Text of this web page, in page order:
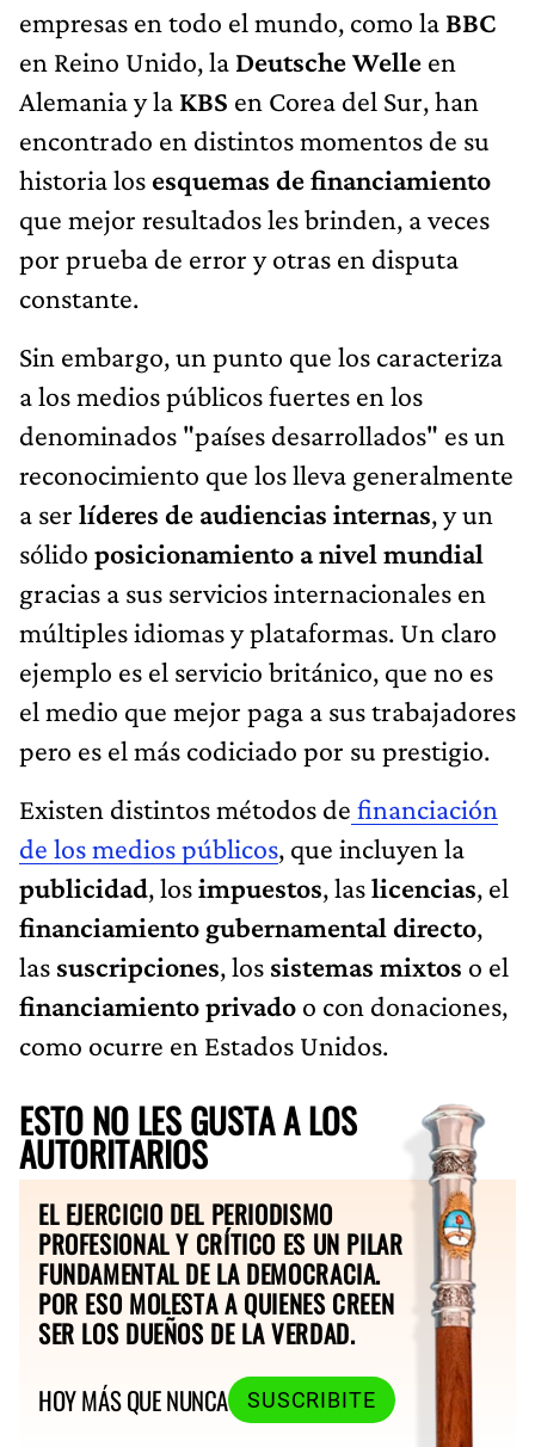
empresas en todo el mundo, como la BBC
en Reino Unido, la Deutsche Welle en
Alemania y la KBS en Corea del Sur, han
encontrado en distintos momentos de su
historia los esquemas de financiamiento
que mejor resultados les brinden, a veces
por prueba de error y otras en disputa
constante.
Sin embargo, un punto que los caracteriza
a los medios públicos fuertes en los
denominados "países desarrollados" es un
reconocimiento que los lleva generalmente
a ser líderes de audiencias internas, y un
sólido posicionamiento a nivel mundial
gracias a sus servicios internacionales en
múltiples idiomas y plataformas. Un claro
ejemplo es el servicio británico, que no es
el medio que mejor paga a sus trabajadores
pero es el más codiciado por su prestigio.
Existen distintos métodos de financiación
de los medios públicos, que incluyen la
publicidad, losimpuestos, laslicencias, el
financiamiento gubernamental directo,
las suscripciones, los sistemas mixtos o el
financiamiento privado o con donaciones,
como ocurre en Estados Unidos.
ESTO NO LES GUSTA A LOS
AUTORITARIOS
EL EJERCICIO DEL PERIODISMO
PROFESIONAL Y CRÍTICO ES UN PILAR
FUNDAMENTAL DE LA DEMOCRACIA.
POR ESO MOLESTA A QUIENES CREEN
SER LOS DUEÑOS DE LA VERDAD.
HOY MÁS QUE NUNCA
SUSCRIBITE